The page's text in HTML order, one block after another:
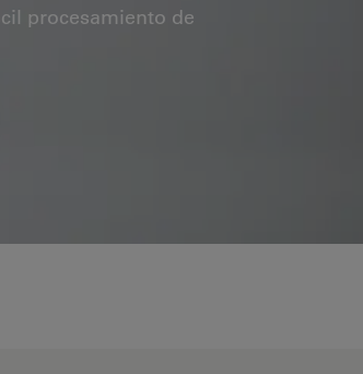
procesamiento de